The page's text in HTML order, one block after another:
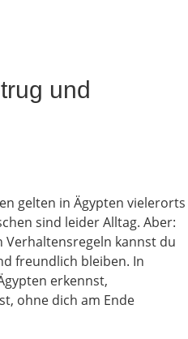
und
gelten in Ägypten vielerorts
sind leider Alltag. Aber:
Verhaltensregeln kannst du
freundlich bleiben. In
erkennst,
ohne dich am Ende